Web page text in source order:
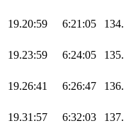
19.20:59 6:21:05 134.
19.23:59 6:24:05 135.
19.26:41 6:26:47 136.
19.31:57 6:32:03 137.